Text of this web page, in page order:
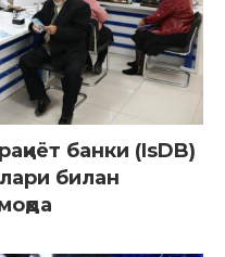
банки (IsDB)
билан